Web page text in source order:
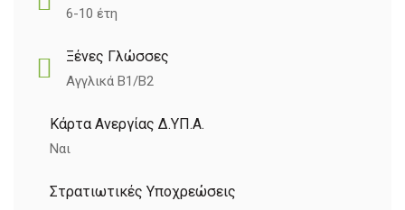
6-10 έτη
Ξένες Γλώσσες
Αγγλικά B1/B2
Κάρτα Ανεργίας Δ.ΥΠ.Α.
Ναι
Στρατιωτικές Υποχρεώσεις